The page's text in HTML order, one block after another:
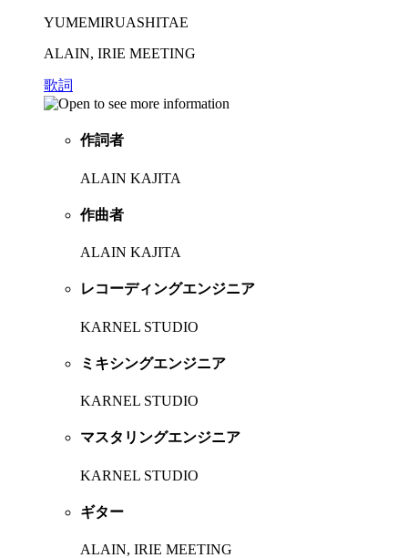
YUMEMIRUASHITAE
ALAIN, IRIE MEETING
歌詞
作詞者
ALAIN KAJITA
作曲者
ALAIN KAJITA
レコーディングエンジニア
KARNEL STUDIO
ミキシングエンジニア
KARNEL STUDIO
マスタリングエンジニア
KARNEL STUDIO
ギター
ALAIN, IRIE MEETING